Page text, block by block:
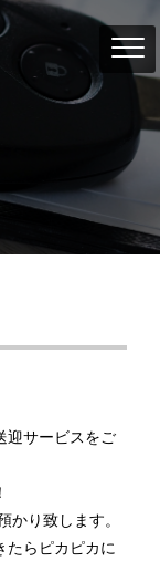
迎サービスをご
かり致します。
たらピカピカに